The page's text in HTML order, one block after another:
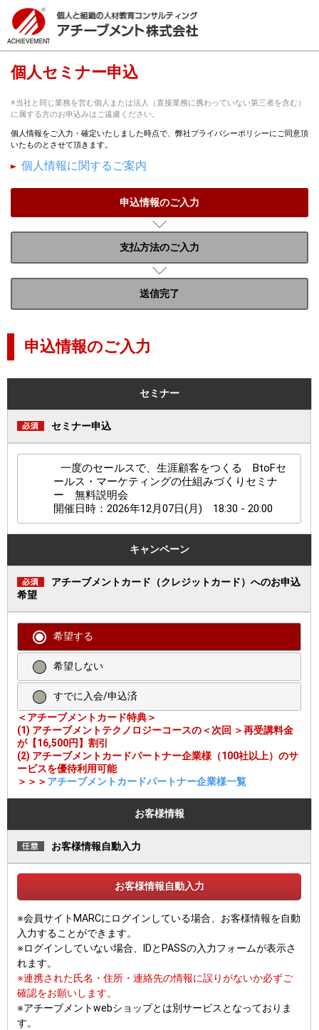
個人セミナー申込
※当社と同じ業務を営む個人または法人（直接業務に携わっていない第三者を含む）
に属する方のお申込みはご遠慮ください。
個人情報をご入力・確定いたしました時点で、弊社プライバシーポリシーにご同意頂
いたものとさせて頂きます。
個人情報に関するご案内
申込情報のご入力
支払方法のご入力
送信完了
申込情報のご入力
セミナー
セミナー申込
一度のセールスで、生涯顧客をつくる BtoFセ
ールス・マーケティングの仕組みづくりセミナ
ー 無料説明会
開催日時：2026年12月07日(月) 18:30 - 20:00
キャンペーン
アチーブメントカード（クレジットカード）へのお申込
希望
希望する
希望しない
すでに入会/申込済
＜アチーブメントカード特典＞
(1) アチーブメントテクノロジーコースの＜次回 ＞再受講料金
が【16,500円】割引
(2) アチーブメントカードパートナー企業様（100社以上）のサ
ービスを優待利用可能
＞＞＞ アチーブメントカードパートナー企業様一覧
お客様情報
お客様情報自動入力
お客様情報自動入力
※会員サイトMARCにログインしている場合、お客様情報を自動
入力することができます。
※ログインしていない場合、IDとPASSの入力フォームが表示さ
れます。
※連携された氏名・住所・連絡先の情報に誤りがないか必ずご
確認をお願いします。
※アチーブメントwebショップとは別サービスとなっておりま
す。